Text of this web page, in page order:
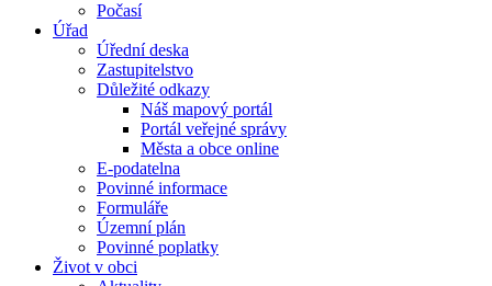
Počasí
Úřad
Úřední deska
Zastupitelstvo
Důležité odkazy
Náš mapový portál
Portál veřejné správy
Města a obce online
E-podatelna
Povinné informace
Formuláře
Územní plán
Povinné poplatky
Život v obci